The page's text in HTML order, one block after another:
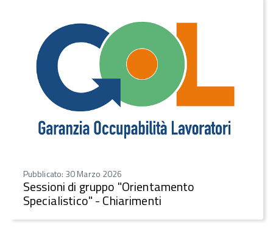
Pubblicato: 30 Marzo 2026
Sessioni di gruppo "Orientamento
Specialistico" - Chiarimenti